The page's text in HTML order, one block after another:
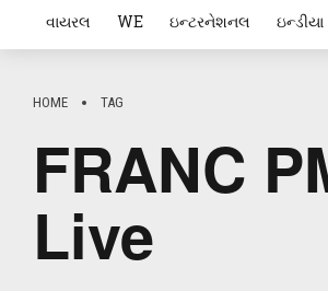
વાયરલ WE ઇન્ટરનેશનલ ઇન્ડીયા
HOME TAG
FRANC
Live